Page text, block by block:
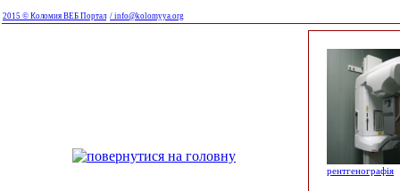
2015 © Коломия ВЕБ Портал / info@kolomyya.org
рентгенографія